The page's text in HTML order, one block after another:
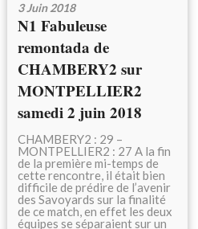
3 Juin 2018
N1 Fabuleuse
remontada de
CHAMBERY2 sur
MONTPELLIER2
samedi 2 juin 2018
CHAMBERY2 : 29 –
MONTPELLIER2 : 27 A la fin
de la première mi-temps de
cette rencontre, il était bien
difficile de prédire de l’avenir
des Savoyards sur la finalité
de ce match, en effet les deux
équipes se séparaient sur un